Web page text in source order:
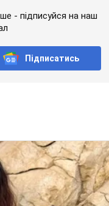
- підписуйся на наш
Підписатись